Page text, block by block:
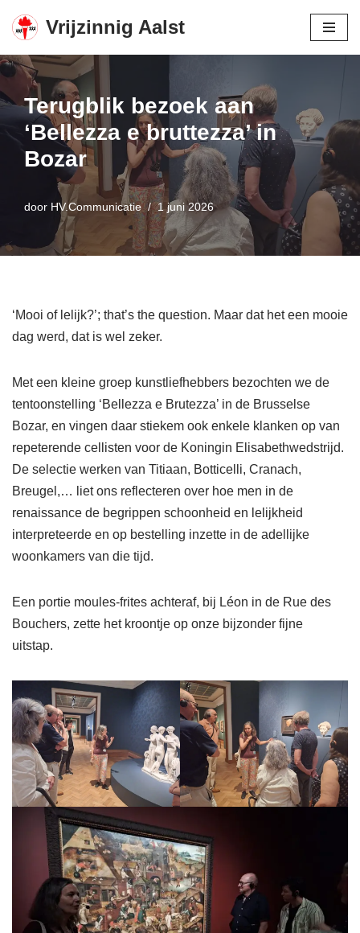
Spring
naar
inhoud
Vrijzinnig Aalst
Terugblik bezoek aan
‘Bellezza e bruttezza’ in
Bozar
door HV.Communicatie 1 juni 2026
‘Mooi of lelijk?’; that’s the question. Maar dat het een mooie
dag werd, dat is wel zeker.
Met een kleine groep kunstliefhebbers bezochten we de
tentoonstelling ‘Bellezza e Brutezza’ in de Brusselse
Bozar, en vingen daar stiekem ook enkele klanken op van
repeterende cellisten voor de Koningin Elisabethwedstrijd.
De selectie werken van Titiaan, Botticelli, Cranach,
Breugel,… liet ons reflecteren over hoe men in de
renaissance de begrippen schoonheid en lelijkheid
interpreteerde en op bestelling inzette in de adellijke
woonkamers van die tijd.
Een portie moules-frites achteraf, bij Léon in de Rue des
Bouchers, zette het kroontje op onze bijzonder fijne
uitstap.